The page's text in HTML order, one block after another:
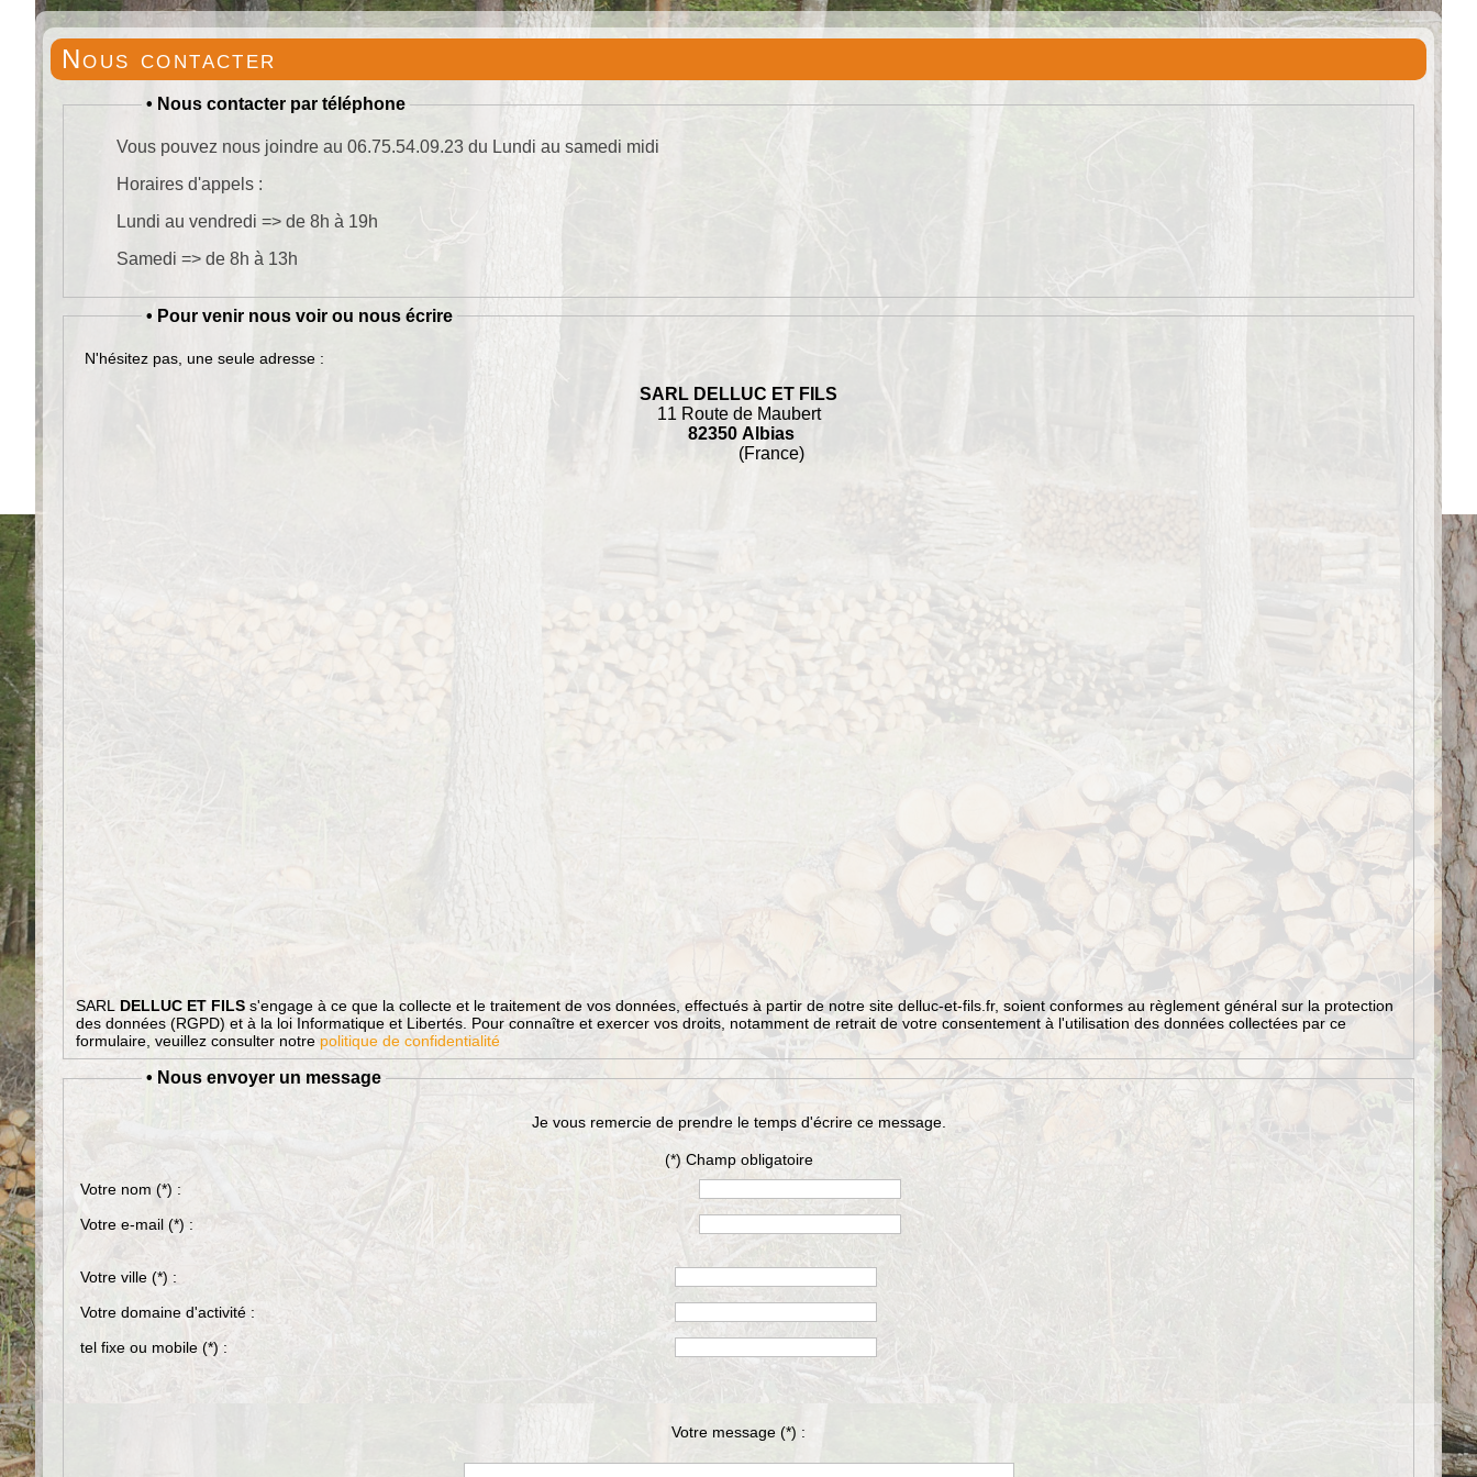
Nous contacter
• Nous contacter par téléphone
Vous pouvez nous joindre au 06.75.54.09.23 du Lundi au samedi midi
Horaires d'appels :
Lundi au vendredi => de 8h à 19h
Samedi => de 8h à 13h
• Pour venir nous voir ou nous écrire
N'hésitez pas, une seule adresse :
SARL DELLUC ET FILS
11 Route de Maubert
82350 Albias
(France)
SARL DELLUC ET FILS s'engage à ce que la collecte et le traitement de vos données, effectués à partir de notre site delluc-et-fils.fr, soient conformes au règlement général sur la protection
des données (RGPD) et à la loi Informatique et Libertés. Pour connaître et exercer vos droits, notamment de retrait de votre consentement à l'utilisation des données collectées par ce
formulaire, veuillez consulter notre politique de confidentialité
• Nous envoyer un message
Je vous remercie de prendre le temps d'écrire ce message.
(*) Champ obligatoire
Votre nom (*) :
Votre e-mail (*) :
Votre ville (*) :
Votre domaine d'activité :
tel fixe ou mobile (*) :
Votre message (*) :